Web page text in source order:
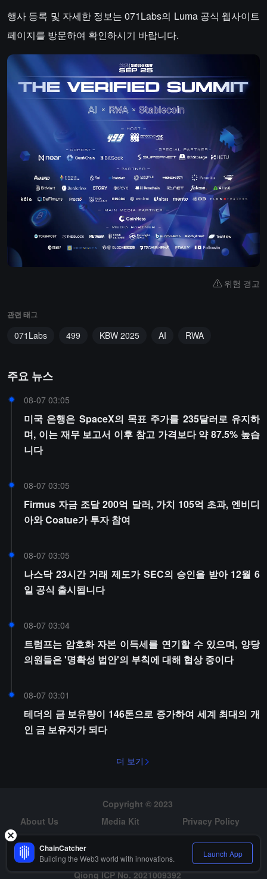
행사 등록 및 자세한 정보는 071Labs의 Luma 공식 웹사이트
페이지를 방문하여 확인하시기 바랍니다.
위험 경고
관련 태그
071Labs 499 KBW 2025 AI RWA
주요 뉴스
08-07 03:05
미국 은행은 SpaceX의 목표 주가를 235달러로 유지하
며, 이는 재무 보고서 이후 참고 가격보다 약 87.5% 높습
니다
08-07 03:05
Firmus 자금 조달 200억 달러, 가치 105억 초과, 엔비디
아와 Coatue가 투자 참여
08-07 03:05
나스닥 23시간 거래 제도가 SEC의 승인을 받아 12월 6
일 공식 출시됩니다
08-07 03:04
트럼프는 암호화 자본 이득세를 연기할 수 있으며, 양당
의원들은 '명확성 법안'의 부칙에 대해 협상 중이다
08-07 03:01
테더의 금 보유량이 146톤으로 증가하여 세계 최대의 개
인 금 보유자가 되다
더 보기
Copyright © 2023
About Us
Media Kit
Privacy Policy
Risk Warning
Hiring
Qiong ICP No. 2021009392
ChainCatcher
Building the Web3 world with innovations. Launch App